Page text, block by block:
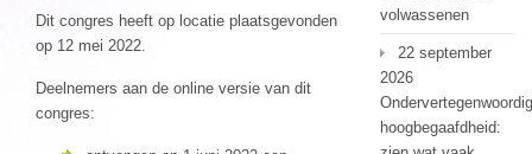
Dit congres heeft op locatie plaatsgevonden
op 12 mei 2022.
Deelnemers aan de online versie van dit
congres:
volwassenen
22 september
2026
hoogbegaafdheid: